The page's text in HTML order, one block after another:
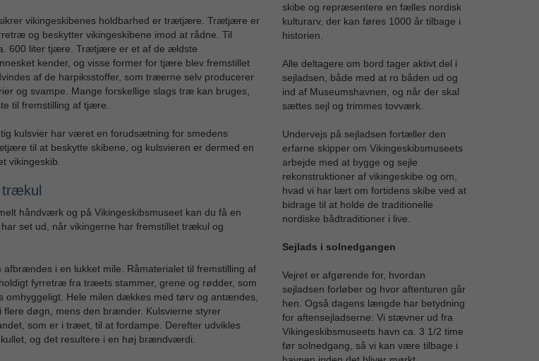
vikingeskibenes holdbarhed er trætjære. Trætjære er
og beskytter vikingeskibene imod at rådne. Til
600 liter tjære. Trætjære er et af de ældste
kender, og visse former for tjære blev fremstillet
af de harpiksstoffer, som træerne selv producerer
og svampe. Mange forskellige slags træ kan bruges,
til fremstilling af tjære.
kulsvier har været en forudsætning for smedens
til at beskytte skibene, og kulsvieren er dermed en
vikingeskib.
håndværk og på Vikingeskibsmuseet kan du få en
set ud, når vikingerne har fremstillet trækul og
i en lukket mile. Råmaterialet til fremstilling af
fyrretræ fra træets stammer, grene og rødder, som
omhyggeligt. Hele milen dækkes med tørv og antændes,
flere døgn, mens den brænder. Kulsvierne styrer
som er i træet, til at fordampe. Derefter udvikles
og det resultere i en høj brændværdi.
skibe og repræsentere en fælles nordisk
kulturarv, der kan føres 1000 år tilbage i
historien.
Alle deltagere om bord tager aktivt del i
sejladsen, både med at ro båden ud og
ind af Museumshavnen, og når der skal
sættes sejl og trimmes tovværk.
Undervejs på sejladsen fortæller den
erfarne skipper om Vikingeskibsmuseets
arbejde med at bygge og sejle
rekonstruktioner af vikingeskibe og om,
hvad vi har lært om fortidens skibe ved at
bidrage til at holde de traditionelle
nordiske bådtraditioner i live.
Sejlads i solnedgangen
Vejret er afgørende for, hvordan
sejladsen forløber og hvor aftenturen går
hen. Også dagens længde har betydning
for aftensejladserne: Vi stævner ud fra
Vikingeskibsmuseets havn ca. 3 1/2 time
før solnedgang, så vi kan være tilbage i